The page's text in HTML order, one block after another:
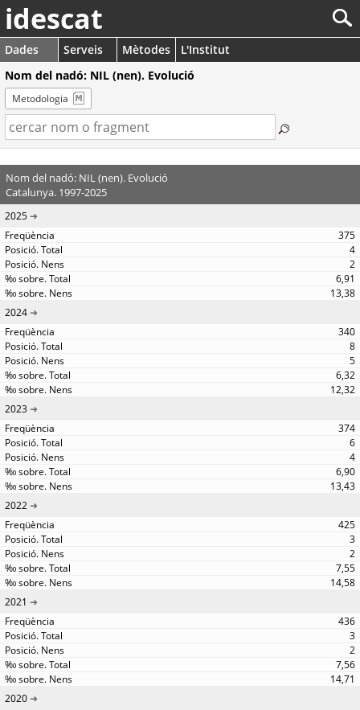
idescat
Dades Serveis Mètodes
L'Institut
Nom del nadó: NIL (nen). Evolució
Metodologia
Nom del nadó: NIL (nen). Evolució
Catalunya. 1997-2025
2025
375
4
2
6,91
13,38
2024
340
8
5
6,32
12,32
2023
374
6
4
6,90
13,43
2022
425
3
2
7,55
14,58
2021
436
3
2
7,56
14,71
2020